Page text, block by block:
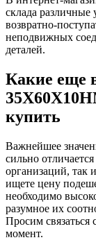
склада
возвратно-
неподвижных
деталей.
Какие еще
купить
Важнейшее
сильно
организаций, так
ищете цену
необходимо
разумное их
Просим
момент.